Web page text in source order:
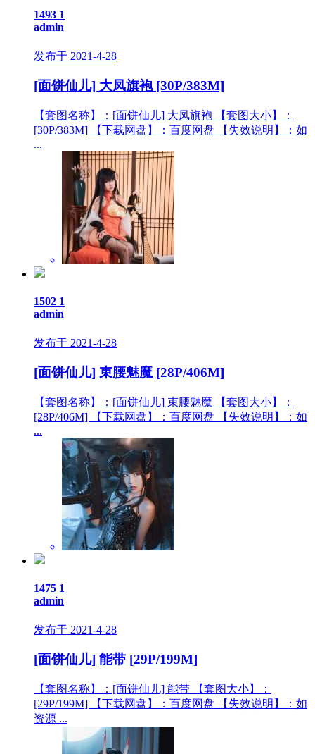
1493 1
admin
发布于 2021-4-28
[面饼仙儿] 大凤旗袍 [30P/383M]
【套图名称】：[面饼仙儿] 大凤旗袍 【套图大小】：
[30P/383M] 【下载网盘】：百度网盘 【失效说明】：如
...
1502 1
admin
发布于 2021-4-28
[面饼仙儿] 束腰魅魔 [28P/406M]
【套图名称】：[面饼仙儿] 束腰魅魔 【套图大小】：
[28P/406M] 【下载网盘】：百度网盘 【失效说明】：如
...
1475 1
admin
发布于 2021-4-28
[面饼仙儿] 能带 [29P/199M]
【套图名称】：[面饼仙儿] 能带 【套图大小】：
[29P/199M] 【下载网盘】：百度网盘 【失效说明】：如
资源 ...